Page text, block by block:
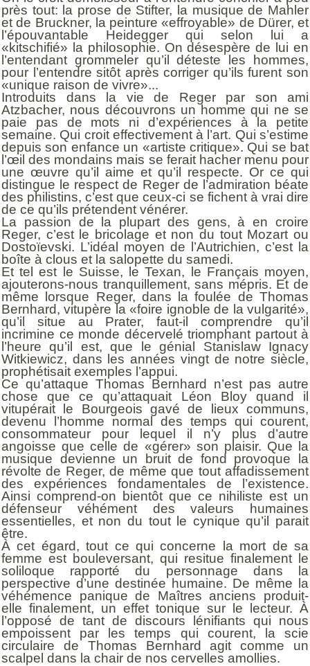
près tout: la prose de Stifter, la musique de Mahler
et de Bruckner, la peinture «effroyable» de Dürer, et
l’épouvantable Heidegger qui selon lui a
«kitschifié» la philosophie. On désespère de lui en
l’entendant grommeler qu’il déteste les hommes,
pour l’entendre sitôt après corriger qu’ils furent son
«unique raison de vivre»...
Introduits dans la vie de Reger par son ami
Atzbacher, nous découvrons un homme qui ne se
paie pas de mots ni d’expériences à la petite
semaine. Qui croit effectivement à l’art. Qui s’estime
depuis son enfance un «artiste critique». Qui se bat
l’œil des mondains mais se ferait hacher menu pour
une œuvre qu’il aime et qu’il respecte. Or ce qui
distingue le respect de Reger de l’admiration béate
des philistins, c’est que ceux-ci se fichent à vrai dire
de ce qu’ils prétendent vénérer.
La passion de la plupart des gens, à en croire
Reger, c’est le bricolage et non du tout Mozart ou
Dostoïevski. L’idéal moyen de l’Autrichien, c’est la
boîte à clous et la salopette du samedi.
Et tel est le Suisse, le Texan, le Français moyen,
ajouterons-nous tranquillement, sans mépris. Et de
même lorsque Reger, dans la foulée de Thomas
Bernhard, vitupère la «foire ignoble de la vulgarité»,
qu’il situe au Prater, faut-il comprendre qu’il
incrimine ce monde décervelé triomphant partout à
l’heure qu’il est, que le génial Stanislaw Ignacy
Witkiewicz, dans les années vingt de notre siècle,
prophétisait exemples l’appui.
Ce qu’attaque Thomas Bernhard n’est pas autre
chose que ce qu’attaquait Léon Bloy quand il
vitupérait le Bourgeois gavé de lieux communs,
devenu l’homme normal des temps qui courent,
consommateur pour lequel il n’y plus d’autre
angoisse que celle de «gérer» son plaisir. Que la
musique devienne un bruit de fond provoque la
révolte de Reger, de même que tout affadissement
des expériences fondamentales de l’existence.
Ainsi comprend-on bientôt que ce nihiliste est un
défenseur véhément des valeurs humaines
essentielles, et non du tout le cynique qu’il parait
être.
À cet égard, tout ce qui concerne la mort de sa
femme est bouleversant, qui resitue finalement le
soliloque rapporté du personnage dans la
perspective d’une destinée humaine. De même la
véhémence panique de Maîtres anciens produit-
elle finalement, un effet tonique sur le lecteur. À
l’opposé de tant de discours lénifiants qui nous
empoissent par les temps qui courent, la scie
circulaire de Thomas Bernhard agit comme un
scalpel dans la chair de nos cervelles amollies.